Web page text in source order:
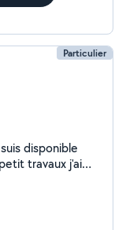
Particulier
travaux j'ai